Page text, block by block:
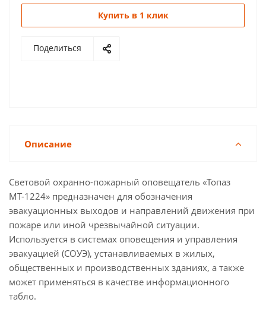
Неисправность ПК
Подключение пожарной техники
Пожарный гидрант
Шығу
Купить в 1 клик
Поделиться
Описание
Световой охранно-пожарный оповещатель «Топаз
МТ-1224» предназначен для обозначения
эвакуационных выходов и направлений движения при
пожаре или иной чрезвычайной ситуации.
Используется в системах оповещения и управления
эвакуацией (СОУЭ), устанавливаемых в жилых,
общественных и производственных зданиях, а также
может применяться в качестве информационного
табло.